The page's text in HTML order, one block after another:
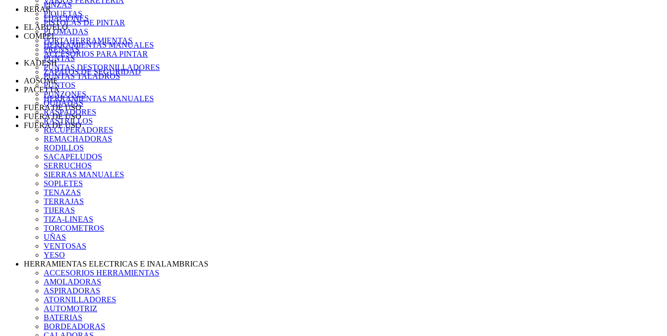
RERAR
FIJACIONES
EL ABUELO
COMPEL
HERRAMIENTAS MANUALES
ACCESORIOS PARA PINTAR
KADESH
ZAPATOS DE SEGURIDAD
AOSOME
PACETTA
HERRAMIENTAS MANUALES
FUERA DE USO
FUERA DE USO
FUERA DE USO
PINZAS
PIQUETAS
PISTOLAS DE PINTAR
PLOMADAS
PORTAHERRAMIENTAS
PRENSAS
PUNTAS
PUNTAS DESTORNILLADORES
PUNTAS TALADROS
PUNTOS
PUNZONES
QUIJADAS
RASPADORES
RASTRILLOS
RECUPERADORES
REMACHADORAS
RODILLOS
SACAPELUDOS
SERRUCHOS
SIERRAS MANUALES
SOPLETES
TENAZAS
TERRAJAS
TIJERAS
TIZA-LINEAS
TORCOMETROS
UÑAS
VENTOSAS
YESO
HERRAMIENTAS ELECTRICAS E INALAMBRICAS
ACCESORIOS HERRAMIENTAS
AMOLADORAS
ASPIRADORAS
ATORNILLADORES
AUTOMOTRIZ
BATERIAS
BORDEADORAS